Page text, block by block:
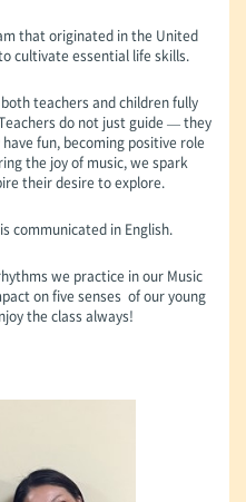
that originated in the United
cultivate essential life skills.
teachers and children fully
do not just guide — they
fun, becoming positive role
the joy of music, we spark
their desire to explore.
communicated in English.
we practice in our Music
on five senses of our young
the class always!